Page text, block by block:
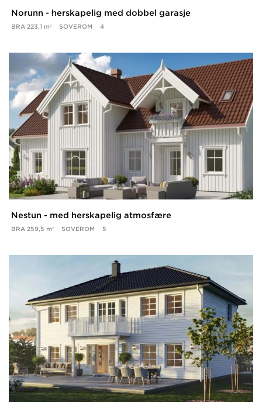
Norunn - herskapelig med dobbel garasje
BRA 223,1 m² SOVEROM 4
Nestun - med herskapelig atmosfære
BRA 259,5 m² SOVEROM 5